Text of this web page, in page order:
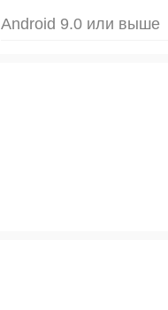
Android 9.0 или выше